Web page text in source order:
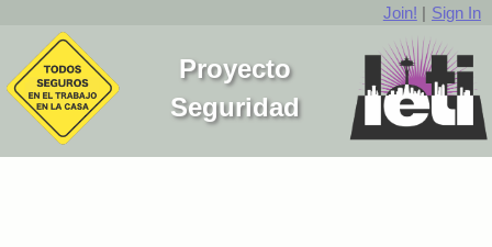
Join! | Sign In
Proyecto
Seguridad